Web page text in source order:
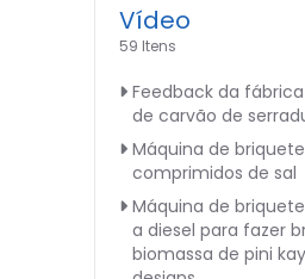
Vídeo
59 Itens
Feedback da
de carvão de
Máquina de
comprimidos de sal
Máquina de
a diesel para fazer
biomassa de pini